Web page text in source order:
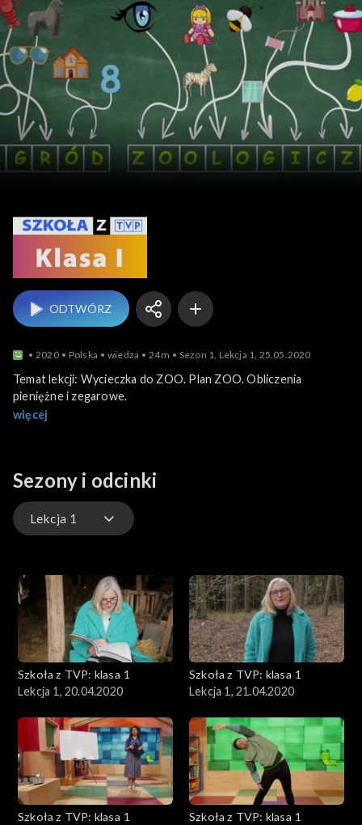
Szkoła z TVP: klasa 1
ODTWÓRZ
2020 Polska wiedza 24m Sezon 1, Lekcja 1, 25.05.2020
Temat lekcji: Wycieczka do ZOO. Plan ZOO. Obliczenia
pieniężne i zegarowe.
więcej
Sezony i odcinki
Lekcja 1
Lekcja 2
Lekcja 3
Szkoła z TVP: klasa 1
Lekcja 1, 20.04.2020
Szkoła z TVP: klasa 1
Lekcja 1, 21.04.2020
Szkoła z TVP: klasa 1
Szkoła z TVP: klasa 1